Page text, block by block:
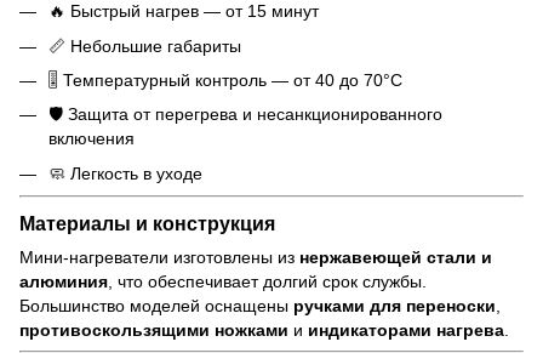
🔥 Быстрый нагрев — от 15 минут
📏 Небольшие габариты
🎚️ Температурный контроль — от 40 до 70°C
🛡️ Защита от перегрева и несанкционированного
включения
🧼 Легкость в уходе
Материалы и конструкция
Мини-нагреватели изготовлены из нержавеющей стали и
алюминия , что обеспечивает долгий срок службы.
Большинство моделей оснащены ручками для переноски
противоскользящими ножками и индикаторами нагрева